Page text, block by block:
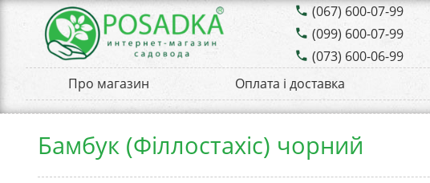
phone (067) 600-07-99
phone (099) 600-07-99
phone (073) 600-06-99
Про магазин Оплата і доставка
Бамбук (Філлостахіс) чорний